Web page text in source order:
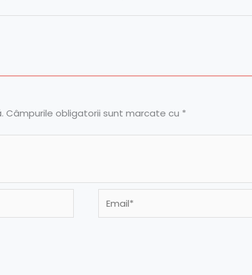
Câmpurile obligatorii sunt marcate cu *